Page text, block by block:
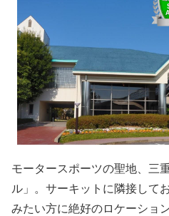
モータースポーツの聖地、三
ル」。サーキットに隣接して
みたい方に絶好のロケーショ